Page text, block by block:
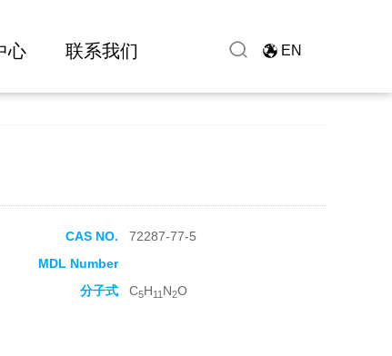
心 联系我们 EN
CAS NO.
72287-77-5
MDL Number
分子式 C5H11 N2O